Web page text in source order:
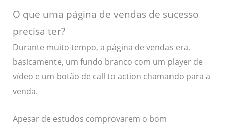
O que uma página de vendas de sucesso
precisa ter?
Durante muito tempo, a página de vendas era,
basicamente, um fundo branco com um player de
vídeo e um botão de call to action chamando para a
venda.
Apesar de estudos comprovarem o bom